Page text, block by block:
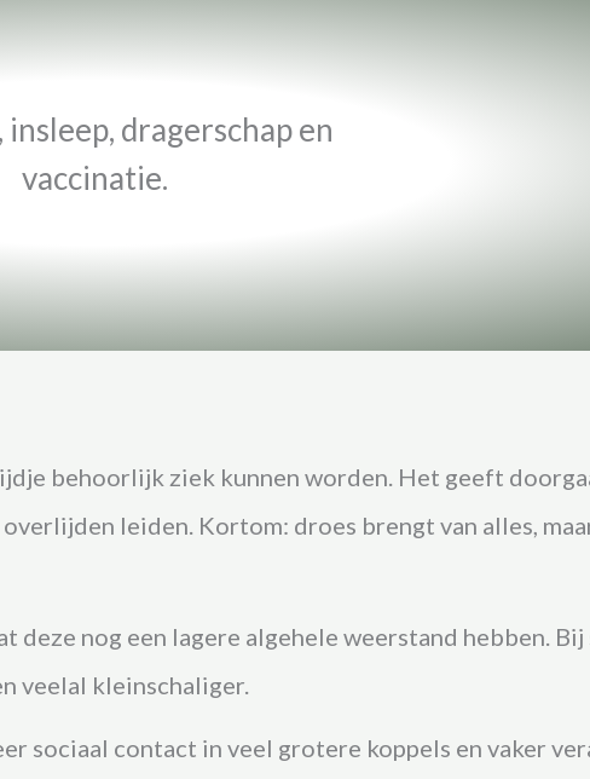
insleep, dragerschap en
vaccinatie.
behoorlijk ziek kunnen worden. Het geeft
leiden. Kortom: droes brengt van alles,
deze nog een lagere algehele weerstand hebben. Bij
veelal kleinschaliger.
sociaal contact in veel grotere koppels en vaker